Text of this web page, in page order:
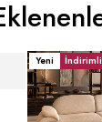
Yeni İndirimli